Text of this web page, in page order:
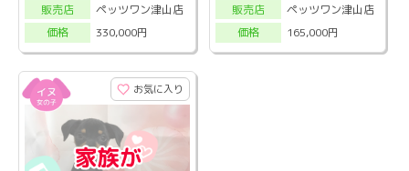
販売店
ペッツワン津山店
価格
330,000円
販売店
ペッツワン津山店
価格
165,000円
お気に入り